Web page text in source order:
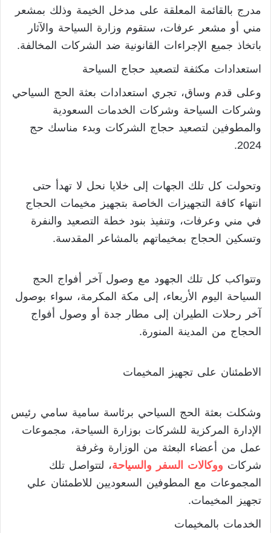
مدرج بالقائمة المعلقة على مدخل الخيمة وذلك بمشعر
مني أو مشعر عرفات، ستقوم وزارة السياحة والآثار
باتخاذ جميع الإجراءات القانونية ضد الشركات المخالفة.
استعدادات مكثفة لتصعيد حجاج السياحة
وعلى قدم وساق، تجري استعدادات بعثة الحج السياحي
وشركات السياحة وشركات الخدمات السعودية
والمطوفين لتصعيد حجاج الشركات وبدء مناسك حج
2024.
وتحولت كل تلك الجهات إلى خلايا نحل لا تهدأ حتى
انتهاء كافة التجهيزات الخاصة بتجهيز مخيمات الحجاج
في مني وعرفات، وتنفيذ بنود خطة التصعيد والنفرة
وتسكين الحجاج بمخيماتهم بالمشاعر المقدسة.
وتتواكب كل تلك الجهود مع وصول آخر أفواج الحج
السياحة اليوم الأربعاء، إلى مكة المكرمة، سواء بوصول
آخر رحلات الطيران إلى مطار جدة أو وصول أفواج
الحجاج من المدينة المنورة.
الاطمئنان على تجهيز المخيمات
وشكلت بعثة الحج السياحي برئاسة سامية سامي رئيس
الإدارة المركزية للشركات بوزارة السياحة، مجموعات
عمل من أعضاء البعثة من الوزارة وغرفة
شركات ووكالات السفر والسياحة، لتتواصل تلك
المجموعات مع المطوفين السعوديين للاطمئنان علي
تجهيز المخيمات.
الخدمات بالمخيمات